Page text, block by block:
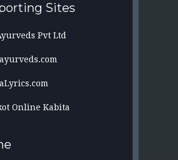
Sites
Pvt Ltd
Online Kabita